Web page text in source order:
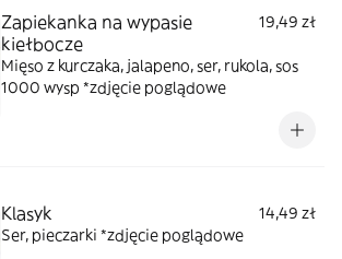
Zapiekanka na wypasie
kiełbocze
19,49 zł
Mięso z kurczaka, jalapeno, ser, rukola, sos
1000 wysp *zdjęcie poglądowe
Klasyk
14,49 zł
Ser, pieczarki *zdjęcie poglądowe